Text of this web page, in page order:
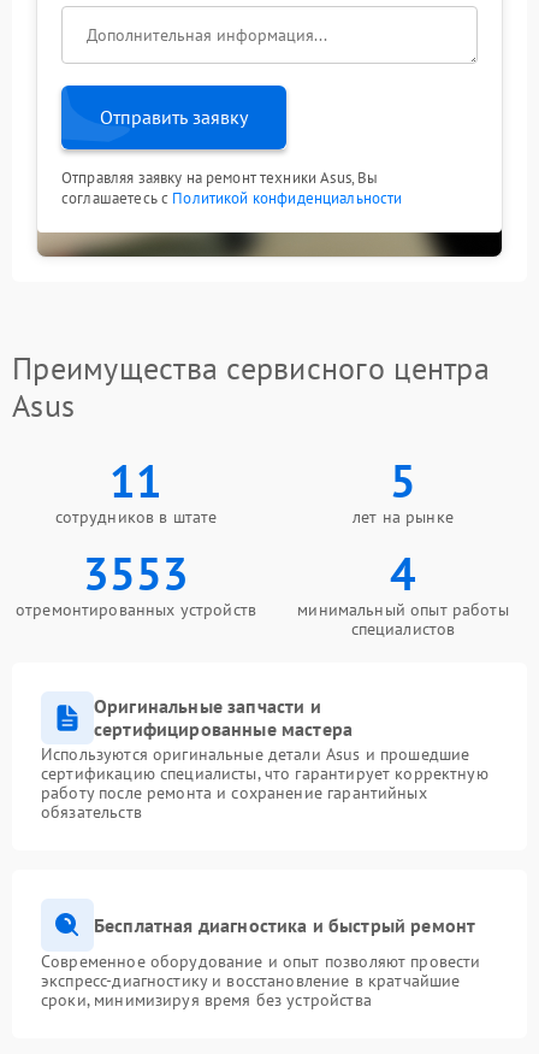
Отправить заявку
Отправляя заявку на ремонт техники Asus, Вы
соглашаетесь с Политикой конфиденциальности
Преимущества сервисного центра
Asus
11
сотрудников в штате
5
лет на рынке
3553
отремонтированных устройств
4
минимальный опыт работы
специалистов
Оригинальные запчасти и
сертифицированные мастера
Используются оригинальные детали Asus и прошедшие
сертификацию специалисты, что гарантирует корректную
работу после ремонта и сохранение гарантийных
обязательств
Бесплатная диагностика и быстрый ремонт
Современное оборудование и опыт позволяют провести
экспресс-диагностику и восстановление в кратчайшие
сроки, минимизируя время без устройства